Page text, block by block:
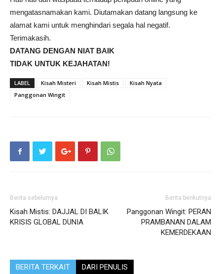
mengatasnamakan kami. Diutamakan datang langsung ke
alamat kami untuk menghindari segala hal negatif.
Terimakasih.
DATANG DENGAN NIAT BAIK
TIDAK UNTUK KEJAHATAN!
LABEL Kisah Misteri Kisah Mistis
Kisah Nyata
Panggonan Wingit
Berita sebelumya
Kisah Mistis: DAJJAL DI BALIK
KRISIS GLOBAL DUNIA
Berita berikutnya
Panggonan Wingit: PERAN
PRAMBANAN DALAM
KEMERDEKAAN
BERITA TERKAIT DARI PENULIS